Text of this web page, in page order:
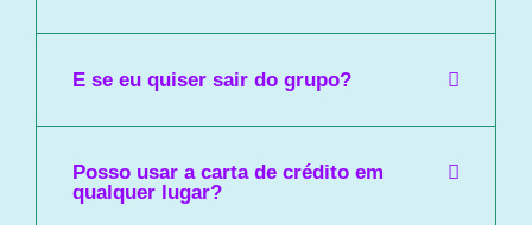
E se eu quiser sair do grupo?
Posso usar a carta de crédito em
qualquer lugar?